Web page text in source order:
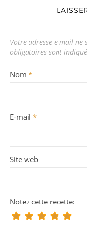
Votre adresse e-mail ne
obligatoires sont
Nom *
E-mail *
Site web
Notez cette recette: